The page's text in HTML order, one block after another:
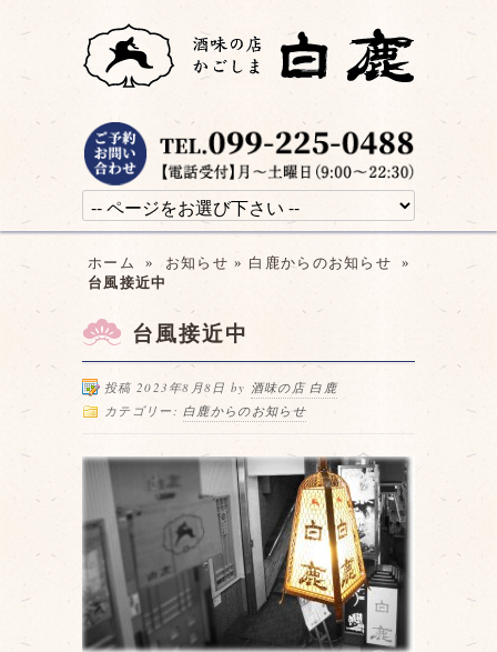
ホーム » お知らせ » 白鹿からのお知らせ
»
台風接近中
台風接近中
投稿 2023年8月8日 by 酒味の店 白鹿
カテゴリー: 白鹿からのお知らせ